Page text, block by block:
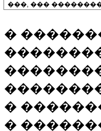
���, ���
�
�
�